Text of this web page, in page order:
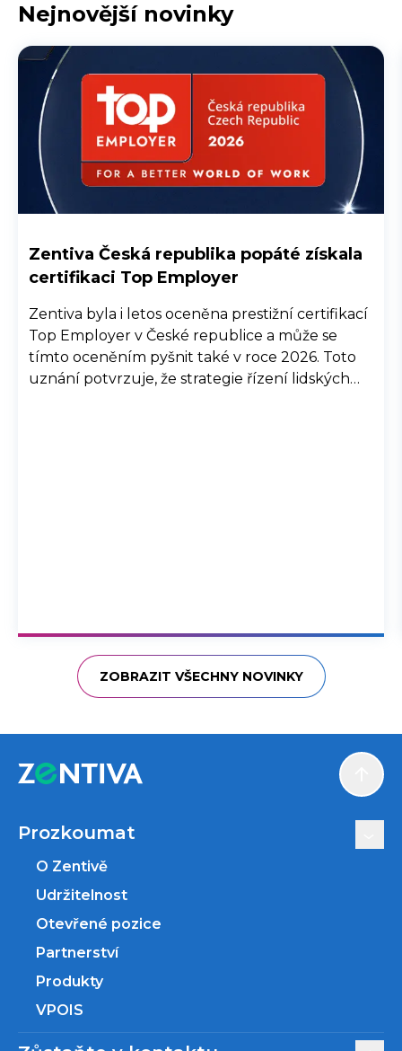
Nejnovější novinky
Zentiva Česká republika popáté získala
certifikaci Top Employer
Zentiva byla i letos oceněna prestižní certifikací
Top Employer v České republice a může se
tímto oceněním pyšnit také v roce 2026. Toto
uznání potvrzuje, že strategie řízení lidských
ZOBRAZIT VŠECHNY NOVINKY
Prozkoumat
O Zentivě
Udržitelnost
Otevřené pozice
Partnerství
Produkty
VPOIS